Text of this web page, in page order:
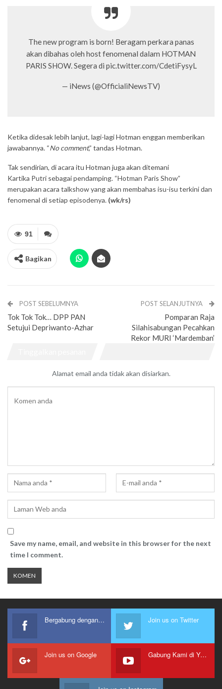
The new program is born! Beragam perkara panas
akan dibahas oleh host fenomenal dalam HOTMAN
PARIS SHOW. Segera di pic.twitter.com/CdetiFysyL
— iNews (@OfficialiNewsTV)
Ketika didesak lebih lanjut, lagi-lagi Hotman enggan memberikan
jawabannya. “No comment,” tandas Hotman.
Tak sendirian, di acara itu Hotman juga akan ditemani
Kartika Putri sebagai pendamping. “Hotman Paris Show”
merupakan acara talkshow yang akan membahas isu-isu terkini dan
fenomenal di setiap episodenya. (wk/rs)
91
Bagikan
POST SEBELUMNYA
Tok Tok Tok… DPP PAN
Setujui Depriwanto-Azhar
POST SELANJUTNYA
Pomparan Raja
Silahisabungan Pecahkan
Rekor MURI ‘Mardemban’
Alamat email anda tidak akan disiarkan.
Save my name, email, and website in this browser for the next
time I comment.
Bergabung dengan kami Join us on Twitter
Join us on Google Gabung Kami di Youtube